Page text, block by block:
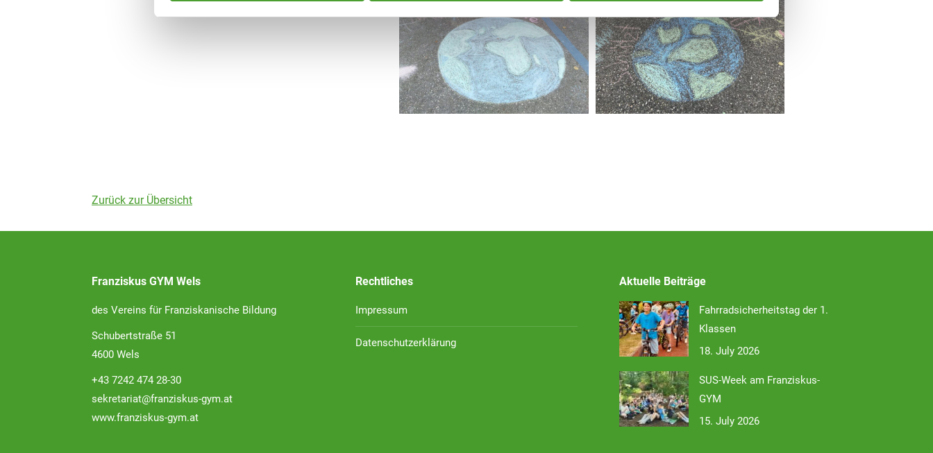
Zurück zur Übersicht
Franziskus GYM Wels
des Vereins für Franziskanische Bildung
Schubertstraße 51
4600 Wels
+43 7242 474 28-30
sekretariat@franziskus-gym.at
www.franziskus-gym.at
Rechtliches
Impressum
Datenschutzerklärung
Aktuelle Beiträge
Fahrradsicherheitstag der 1.
Klassen
18. July 2026
SUS-Week am Franziskus-
GYM
15. July 2026